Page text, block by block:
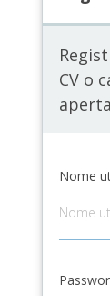
CV o
aperta
Nome